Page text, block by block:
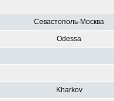
Севастополь-Москва
Odessa
Kharkov